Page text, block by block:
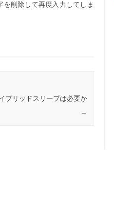
削除して再度入力してしま
ブリッドスリープは必要か
→